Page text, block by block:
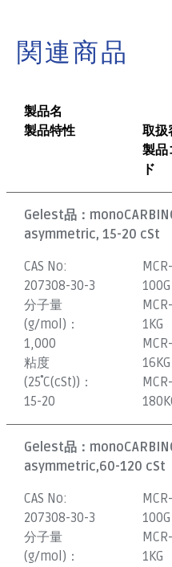
関連商品
製品名
製品特性
取
製品
ド
Gelest品：
asymmetric, 15-20 cSt
CAS No:
207308-30-3
分子量
(g/mol)：
1,000
粘度
(25˚C(cSt))：
15-20
1KG
16KG
Gelest品：
asymmetric,60-120 cSt
CAS No:
207308-30-3
分子量
(g/mol)：
1KG